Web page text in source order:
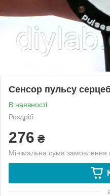
Сенсор пульсу
В наявності
Роздріб
276 ₴
Мінімальна сума